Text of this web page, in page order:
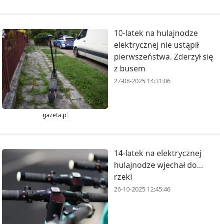
gazeta.pl
10-latek na hulajnodze
elektrycznej nie ustąpił
pierwszeństwa. Zderzył się
z busem
27-08-2025 14:31:06
14-latek na elektrycznej
hulajnodze wjechał do…
rzeki
26-10-2025 12:45:46